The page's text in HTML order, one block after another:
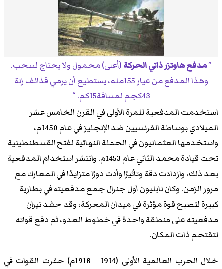
مدفع هاوتزر ذاتي الحركة(أعلى) محمول ولا يحتاج لسحب.
وهذا المدفع من عيار 155ملم، يستطيع أن يرمي قذائف زنة
43كجم لمسافة15كم.
استخدمت المدفعية للمرة الأولى في القرن الخامس عشر
الميلادي بوساطة الفرنسيين ضد الإنجليز في عام 1450م،
واستخدمها العثمانيون في الحملة النهائية لفتح القسطنطينية
تحت قيادة محمد الثاني عام 1453م. وانتشر استخدام المدفعية
بعد ذلك، وازدادت دقة وتأثيرًا وأدت دورًا متزايدًا في المعارك مع
مرور الزمن. وكان نابليون أول جنرال جمع مدفعيته في بطارية
كبيرة لتصبح قوة مؤثرة في ميدان المعركة، وقد حشد نيران
مدفعيته على منطقة واحدة في خطوط العدو، ثم دفع قواته
لتقتحم ذات المكان.
خلال الحرب العالمية الأولى (1914 - 1918م) حفرت القوات في